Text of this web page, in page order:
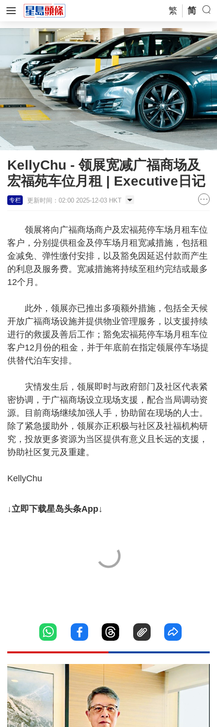
繁 简
KellyChu - 领展宽减广福商场及
宏福苑车位月租 | Executive日记
专栏 更新时间：02:00 2025-12-03 HKT
领展将向广福商场商户及宏福苑停车场月租车位
客户，分别提供租金及停车场月租宽减措施，包括租
金减免、弹性缴付安排，以及豁免因延迟付款而产生
的利息及服务费。宽减措施将持续至租约完结或最多
12个月。
此外，领展亦已推出多项额外措施，包括全天候
开放广福商场设施并提供物业管理服务，以支援持续
进行的救援及善后工作；豁免宏福苑停车场月租车位
客户12月份的租金，并于年底前在指定领展停车场提
供替代泊车安排。
灾情发生后，领展即时与政府部门及社区代表紧
密协调，于广福商场设立现场支援，配合当局调动资
源。目前商场继续加强人手，协助留在现场的人士。
除了紧急援助外，领展亦正积极与社区及社福机构研
究，投放更多资源为当区提供有意义且长远的支援，
协助社区复元及重建。
KellyChu
↓立即下载星岛头条App↓